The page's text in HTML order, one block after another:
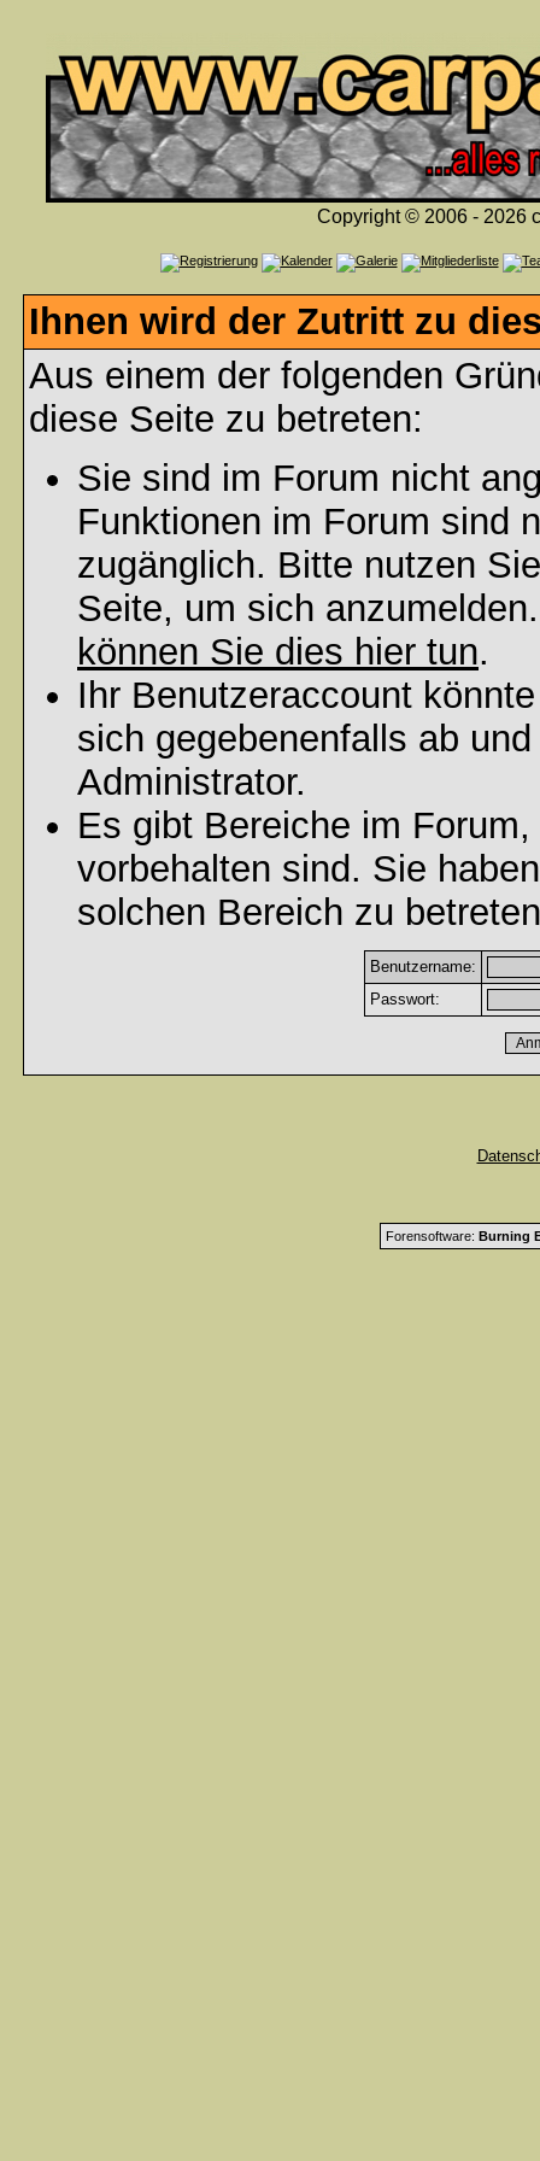
Copyright © 2006 - 2026
Ihnen wird der Zutritt zu
Aus einem der folgenden
diese Seite zu betreten:
Sie sind im Forum nicht
Funktionen im Forum sind
zugänglich. Bitte nutzen
Seite, um sich
können Sie dies hier tun.
Ihr Benutzeraccount
sich gegebenenfalls ab
Administrator.
Es gibt Bereiche im
vorbehalten sind. Sie
solchen Bereich zu
Benutzername:
Passwort:
Forensoftware: Burning